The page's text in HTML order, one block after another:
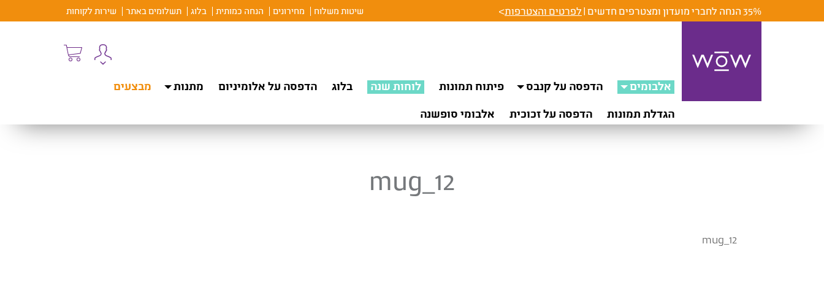
35% הנחה לחברי מועדון ומצטרפים חדשים | לפרטים והצטרפות> שיטות משלוח מחירונים הנחה כמותית בלוג תשלומים באתר שירות לקוחות
אלבומים הדפסה על קנבס פיתוח תמונות לוחות שנה בלוג הדפסה על אלומיניום מתנות
מבצעים
הגדלת תמונות
הדפסה על זכוכית אלבומי סופשנה
mug_12
mug_12